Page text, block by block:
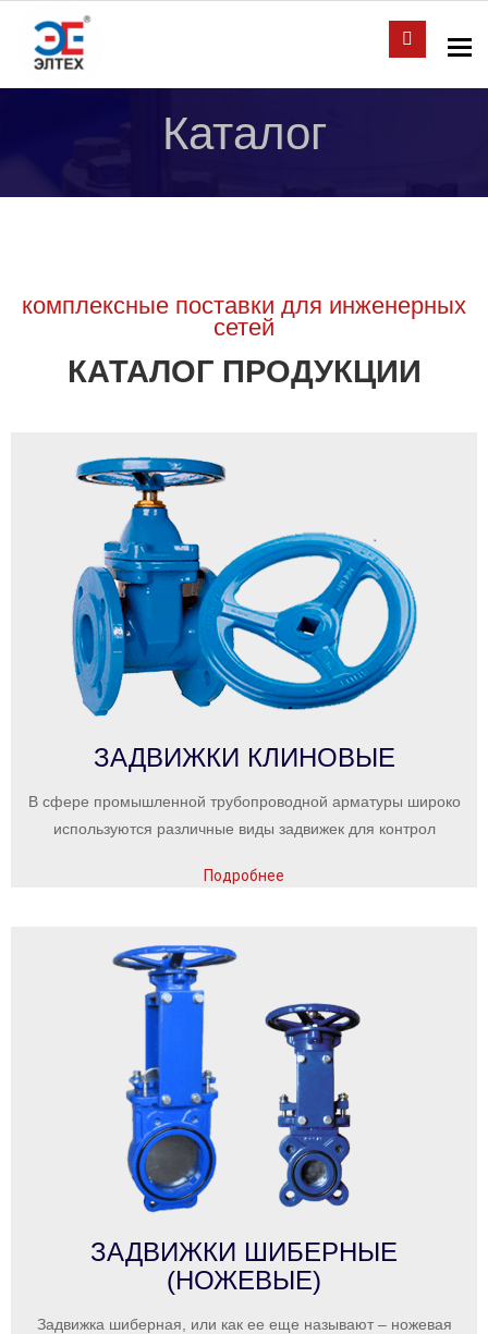
Каталог
комплексные поставки для инженерных
сетей
КАТАЛОГ ПРОДУКЦИИ
ЗАДВИЖКИ КЛИНОВЫЕ
В сфере промышленной трубопроводной арматуры широко
используются различные виды задвижек для контрол
Подробнее
ЗАДВИЖКИ ШИБЕРНЫЕ
(НОЖЕВЫЕ)
Задвижка шиберная, или как ее еще называют – ножевая